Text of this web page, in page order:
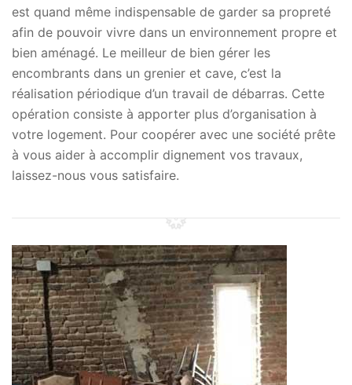
est quand même indispensable de garder sa propreté
afin de pouvoir vivre dans un environnement propre et
bien aménagé. Le meilleur de bien gérer les
encombrants dans un grenier et cave, c’est la
réalisation périodique d’un travail de débarras. Cette
opération consiste à apporter plus d’organisation à
votre logement. Pour coopérer avec une société prête
à vous aider à accomplir dignement vos travaux,
laissez-nous vous satisfaire.